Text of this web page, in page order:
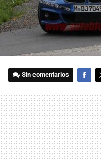
Sin comentarios